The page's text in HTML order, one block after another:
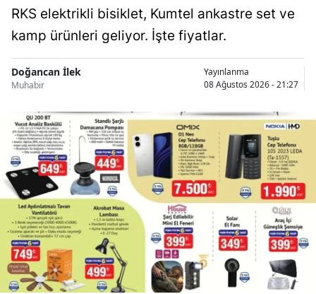
RKS elektrikli bisiklet, Kumtel ankastre set ve
kamp ürünleri geliyor. İşte fiyatlar.
Doğancan İlek
Muhabir
Yayınlanma
08 Ağustos 2026 - 21:27